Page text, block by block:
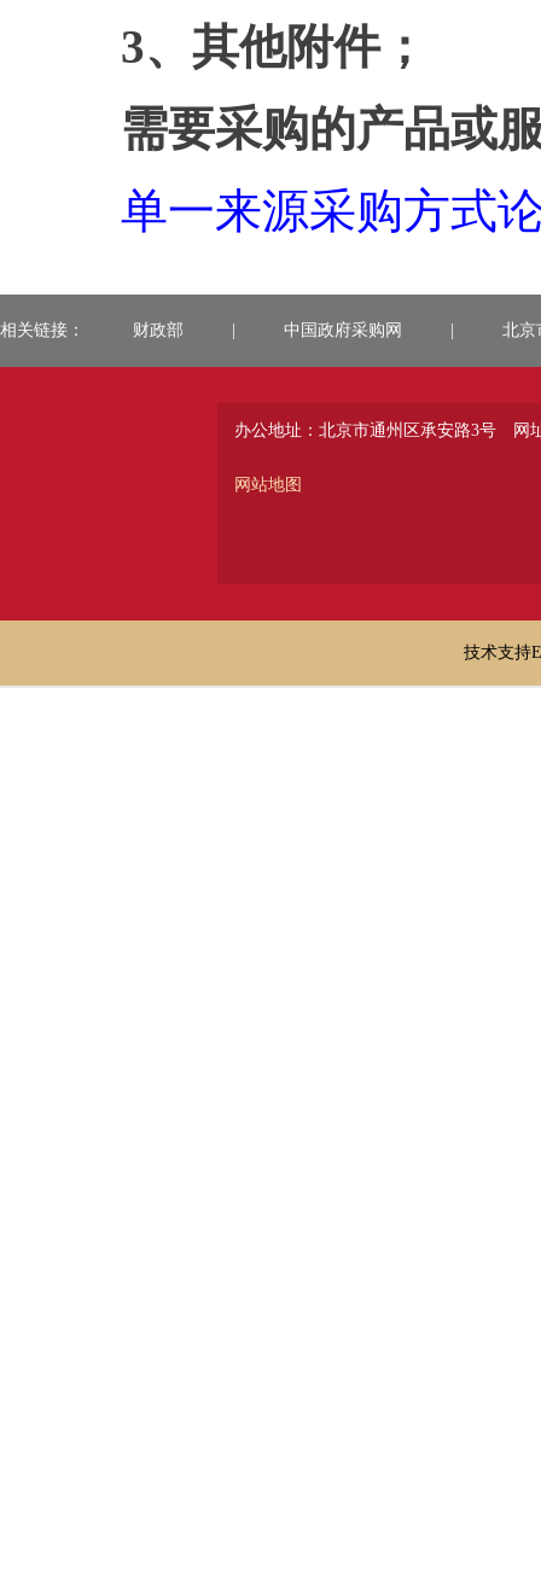
3、其他附件；
需要采购的产品或
单一来源采购方式
相关链接： 财政部 中国政府采购网 北京
办公地址：北京市通州区承安路3号
网站地图
网
技术支持